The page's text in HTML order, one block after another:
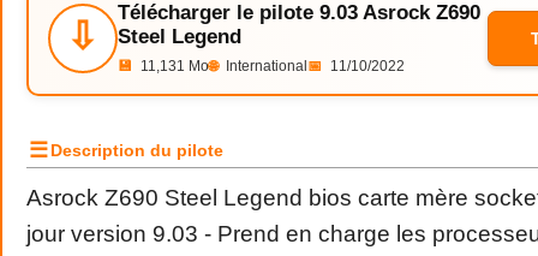
⇩
Télécharger le pilote 9.03 Asrock Z690
Steel Legend
💾 11,131 Mo🌐 International 📅 11/10/2022
☰Description du pilote
Asrock Z690 Steel Legend bios carte mère
jour version 9.03 - Prend en charge les